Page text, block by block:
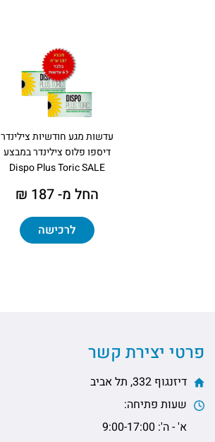
עדשות מגע חודשיות צילינדר
דיספו פלוס צילינדר במבצע
Dispo Plus Toric SALE
החל מ- 187 ₪
לרכישה
פרטי יצירת קשר
דיזנגוף 332, תל אביב
שעות פתיחה:
א' - ה': 9:00-17:00